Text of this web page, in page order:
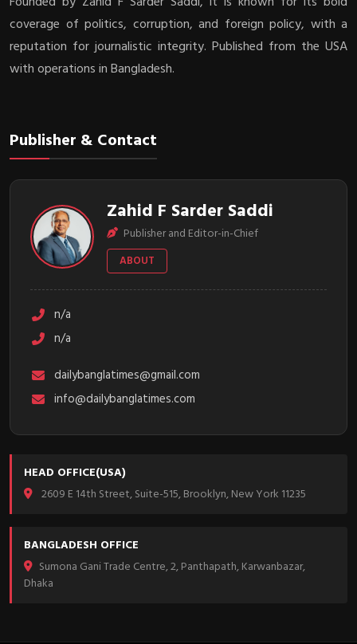
coverage of politics, corruption, and foreign policy, with a
reputation for journalistic integrity. Published from the USA
with operations in Bangladesh.
Publisher & Contact
Zahid F Sarder Saddi
Publisher and Editor-in-Chief
ABOUT
n/a
n/a
dailybanglatimes@gmail.com
info@dailybanglatimes.com
HEAD OFFICE(USA)
2609 E 14th Street, Suite-515, Brooklyn, New York 11235
BANGLADESH OFFICE
Sumona Gani Trade Centre, 2, Panthapath, Karwanbazar,
Dhaka